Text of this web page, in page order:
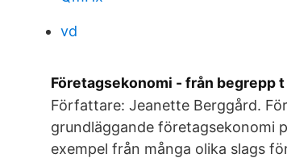
vd
Företagsekonomi - från begrepp
Författare: Jeanette Berggård.
grundläggande företagsekonomi
exempel från många olika slags